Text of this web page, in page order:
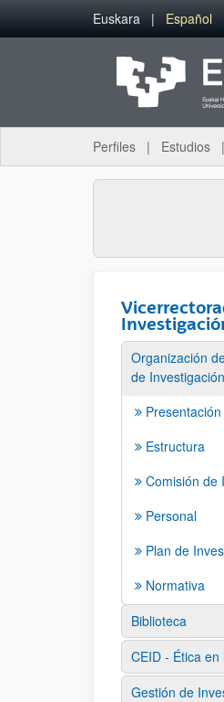
Saltar al contenido principal
Euskara Español
Perfiles Estudios
Organización
de Investigación
Presentación
Estructura
Comisión de
Personal
Plan de
Normativa
Biblioteca
CEID - Ética
Gestión de